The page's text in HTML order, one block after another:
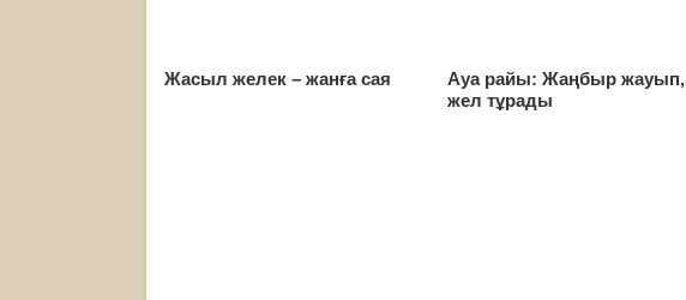
Жасыл желек – жанға сая
Ауа райы: Жаңбыр жауып,
жел тұрады